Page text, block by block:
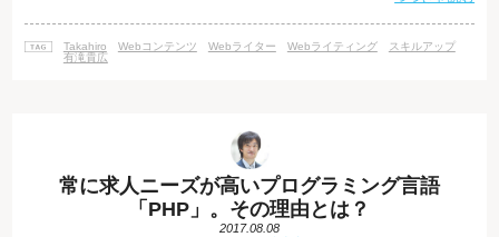
それは、情報が溢れるインターネットの世界において、リード文を読んだ
ときに興味が湧かなければ、読み手はすぐにそのコンテンツから離れてし
Takahiro Webコンテンツ Webライター Webライティング
スキルアップ
有滝貴広
常に求人ニーズが高いプログラミング言語
「PHP」。その理由とは？
2017.08.08